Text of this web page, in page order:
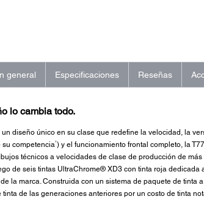
general Especificaciones Reseñas
lo cambia todo.
un diseño único en su clase que redefine la velocidad, la
competencia1 ) y el funcionamiento frontal completo, la
técnicos a velocidades de clase de producción de más
de seis tintas UltraChrome® XD3 con tinta roja
la marca. Construida con un sistema de paquete de
tinta de las generaciones anteriores por un costo de tinta